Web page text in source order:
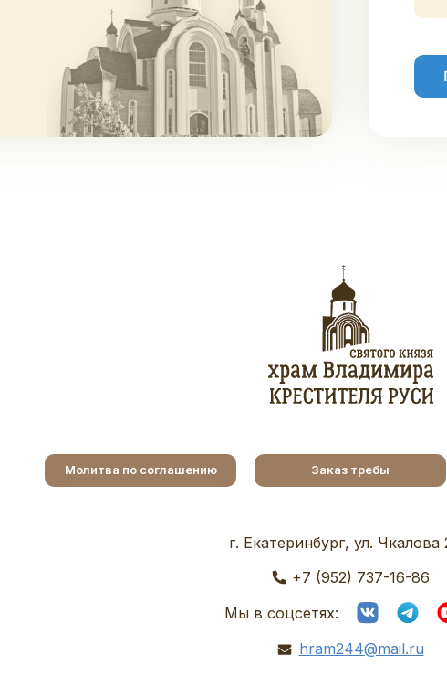
Молитва по соглашению Заказ требы
г. Екатеринбург, ул. Чкалова
+7 (952) 737-16-86
Мы в соцсетях:
hram244@mail.ru